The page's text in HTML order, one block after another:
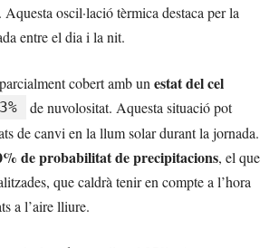
. Aquesta oscil·lació tèrmica destaca per la
entre el dia i la nit.
cobert amb unestat del cel
de nuvolositat. Aquesta situació pot
de canvi en la llum solar durant la jornada.
de probabilitat de precipitacions, el que
que caldrà tenir en compte a l’hora
a l’aire lliure.